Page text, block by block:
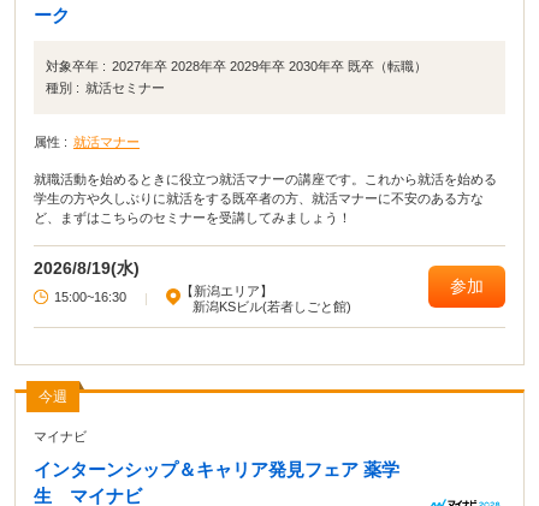
ーク
対象卒年 : 2027年卒 2028年卒 2029年卒 2030年卒 既卒（転職）
種別 : 就活セミナー
属性 : 就活マナー
就職活動を始めるときに役立つ就活マナーの講座です。これから就活を始める
学生の方や久しぶりに就活をする既卒者の方、就活マナーに不安のある方な
ど、まずはこちらのセミナーを受講してみましょう！
2026/8/19(水)
15:00~16:30 |
【新潟エリア】
新潟KSビル(若者しごと館)
参加
今週
マイナビ
インターンシップ＆キャリア発見フェア 薬学
生 マイナビ